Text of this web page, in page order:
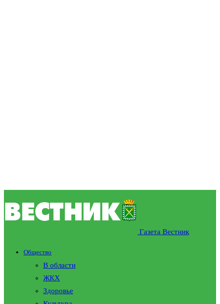
Газета Вестник
Общество
В области
ЖКХ
Здоровье